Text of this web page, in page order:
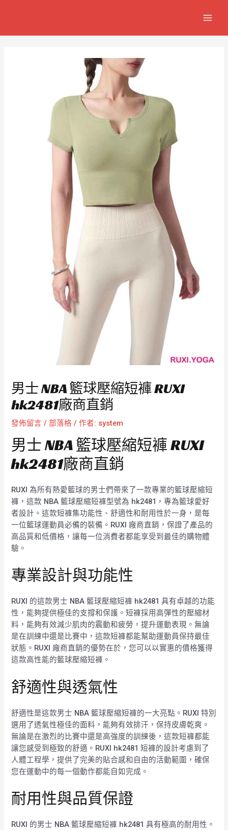
男士 NBA 籃球壓縮短褲 RUXI
hk2481廠商直銷
發佈留言 /部落格 / 作者: system
男士 NBA 籃球壓縮短褲 RUXI
hk2481廠商直銷
RUXI 為所有熱愛籃球的男士們帶來了一款專業的籃球壓縮短
褲，這款 NBA 籃球壓縮短褲型號為 hk2481，專為籃球愛好
者設計。這款短褲集功能性、舒適性和耐用性於一身，是每
一位籃球運動員必備的裝備。RUXI 廠商直銷，保證了產品的
高品質和低價格，讓每一位消費者都能享受到最佳的購物體
驗。
專業設計與功能性
RUXI 的這款男士 NBA 籃球壓縮短褲 hk2481 具有卓越的功能
性，能夠提供極佳的支撐和保護。短褲採用高彈性的壓縮材
料，能夠有效減少肌肉的震動和疲勞，提升運動表現。無論
是在訓練中還是比賽中，這款短褲都能幫助運動員保持最佳
狀態。RUXI 廠商直銷的優勢在於，您可以以實惠的價格獲得
這款高性能的籃球壓縮短褲。
舒適性與透氣性
舒適性是這款男士 NBA 籃球壓縮短褲的一大亮點。RUXI 特別
選用了透氣性極佳的面料，能夠有效排汗，保持皮膚乾爽。
無論是在激烈的比賽中還是高強度的訓練後，這款短褲都能
讓您感受到極致的舒適。RUXI hk2481 短褲的設計考慮到了
人體工程學，提供了完美的貼合感和自由的活動範圍，確保
您在運動中的每一個動作都能自如完成。
耐用性與品質保證
RUXI 的男士 NBA 籃球壓縮短褲 hk2481 具有極高的耐用性。